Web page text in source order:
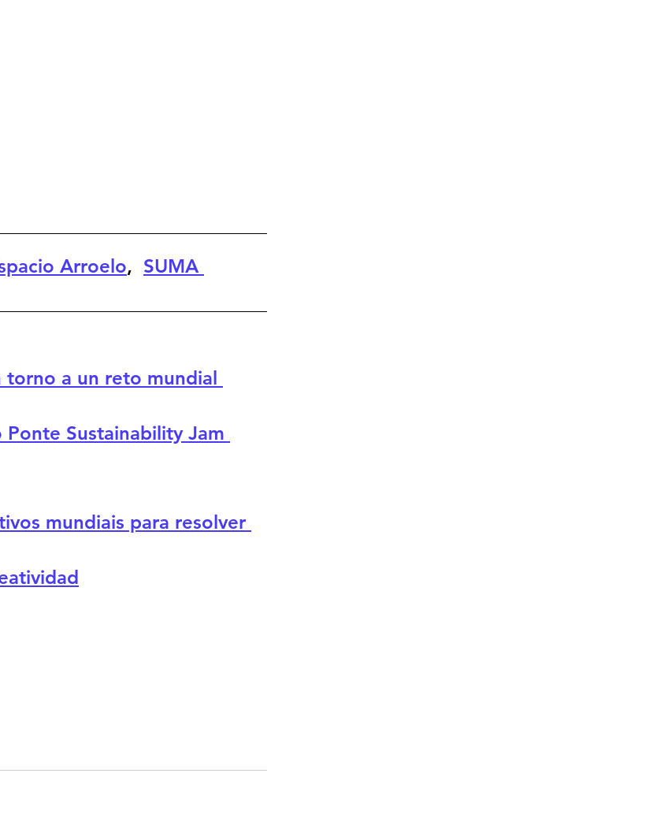
Arroelo, SUMA
torno a un reto mundial
Sustainability Jam
mundiais para resolver